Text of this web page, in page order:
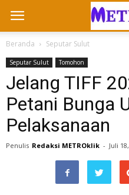
Beranda Seputar Sulut
Seputar Sulut Tomohon
Jelang TIFF
Petani Bunga
Pelaksanaan
Penulis Redaksi METROklik - Juli